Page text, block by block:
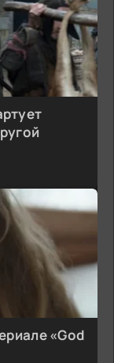
«God